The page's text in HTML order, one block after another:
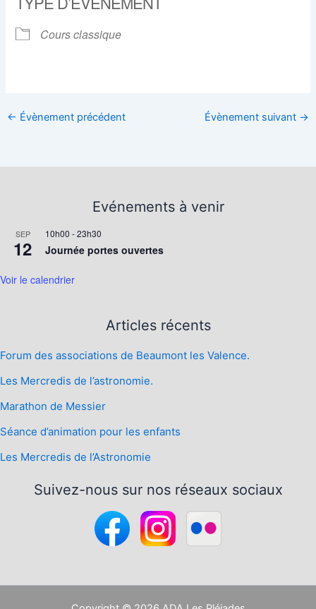
Cours classique
← Évènement précédent Évènement suivant →
Evénements à venir
SEP
12
10h00 -23h30
Journée portes ouvertes
Voir le calendrier
Articles récents
Forum des associations de Beaumont les Valence.
Les Mercredis de l’astronomie.
Marathon de Messier
Séance d’animation pour les enfants
Les Mercredis de l’Astronomie
Suivez-nous sur nos réseaux sociaux